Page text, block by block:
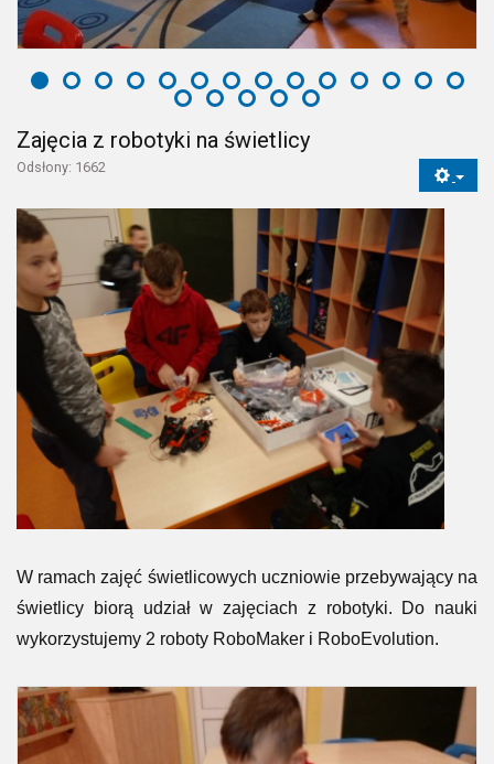
Zajęcia z robotyki na świetlicy
Odsłony: 1662
W ramach zajęć świetlicowych uczniowie przebywający na
świetlicy biorą udział w zajęciach z robotyki. Do nauki
wykorzystujemy 2 roboty RoboMaker i RoboEvolution.